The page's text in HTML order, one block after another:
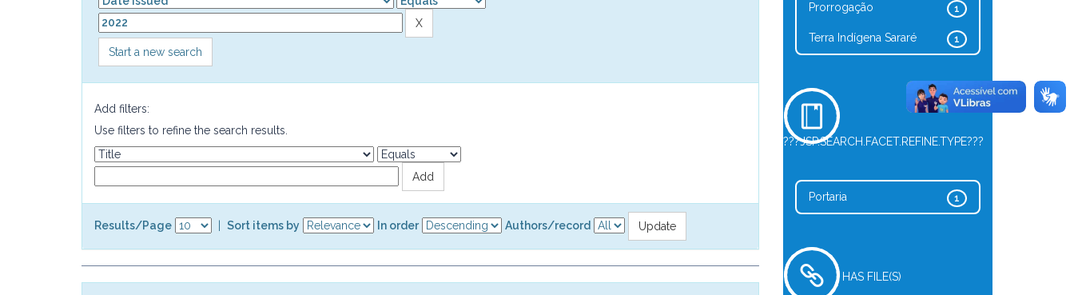
Start a new search
Add filters:
Use filters to refine the search results.
Results/Page Sort items by In order Authors/record
1
Prorrogação
1
Terra Indígena Sararé
???JSP.SEARCH.FACET.REFINE.TYPE???
1
Portaria
HAS FILE(S)